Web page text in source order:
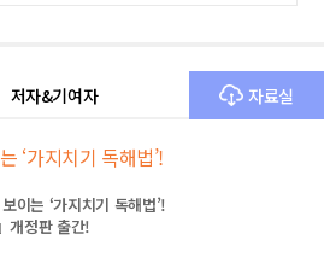
저자&기여자 자료실
‘가지치기 독해법’!
이는 ‘가지치기 독해법’!
개정판 출간!